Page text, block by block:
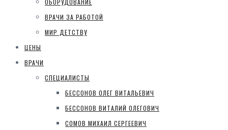
ОБОРУДОВАНИЕ
ВРАЧИ ЗА РАБОТОЙ
МИР ДЕТСТВУ
ЦЕНЫ
ВРАЧИ
СПЕЦИАЛИСТЫ
БЕССОНОВ ОЛЕГ ВИТАЛЬЕВИЧ
БЕССОНОВ ВИТАЛИЙ ОЛЕГОВИЧ
СОМОВ МИХАИЛ СЕРГЕЕВИЧ